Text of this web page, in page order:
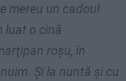
mereu un cadou!
luat o cină
roşu, în
Şi la nuntă şi cu